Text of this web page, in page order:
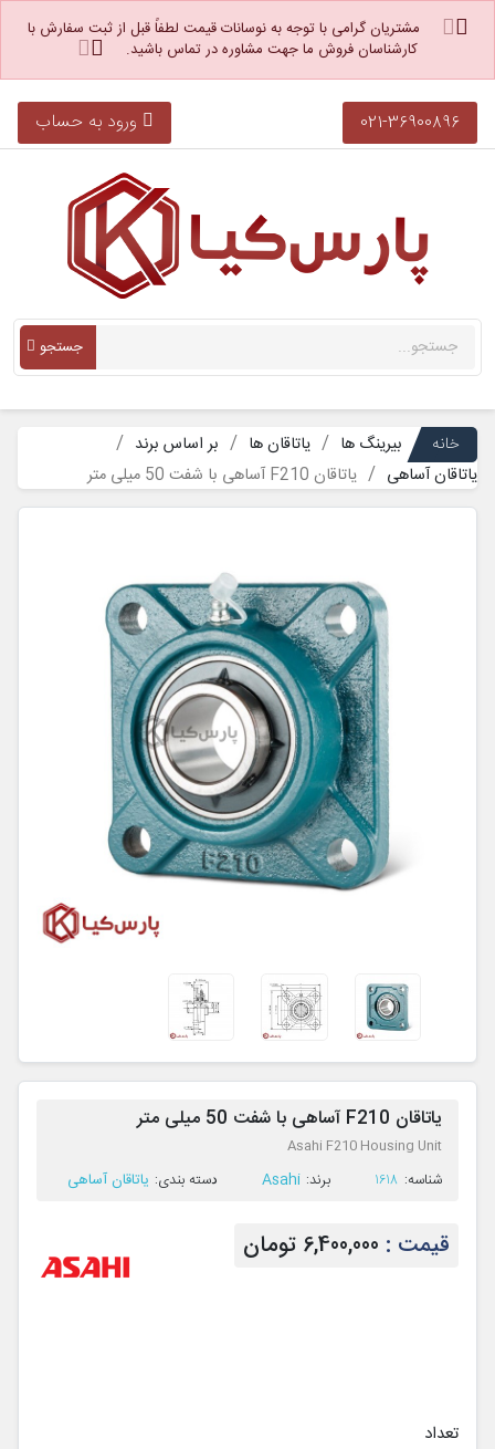
مشتریان گرامی با توجه به نوسانات قیمت لطفاً قبل از ثبت سفارش با
کارشناسان فروش ما جهت مشاوره در تماس باشید.
021-36900896 ورود به حساب
جستجو
خانه بیرینگ ها یاتاقان ها
بر اساس برند
یاتاقان آساهی
یاتاقان F210 آساهی با شفت 50 میلی متر
یاتاقان F210 آساهی با شفت 50 میلی متر
Asahi F210 Housing Unit
ﺷﻨﺎﺳﻪ: 1618 ﺑﺮﻧﺪ: Asahi ﺩﺳﺘﻪ ﺑﻨﺪی: یاتاقان آساهی
قیمت : 6,400,000 تومان
تعداد